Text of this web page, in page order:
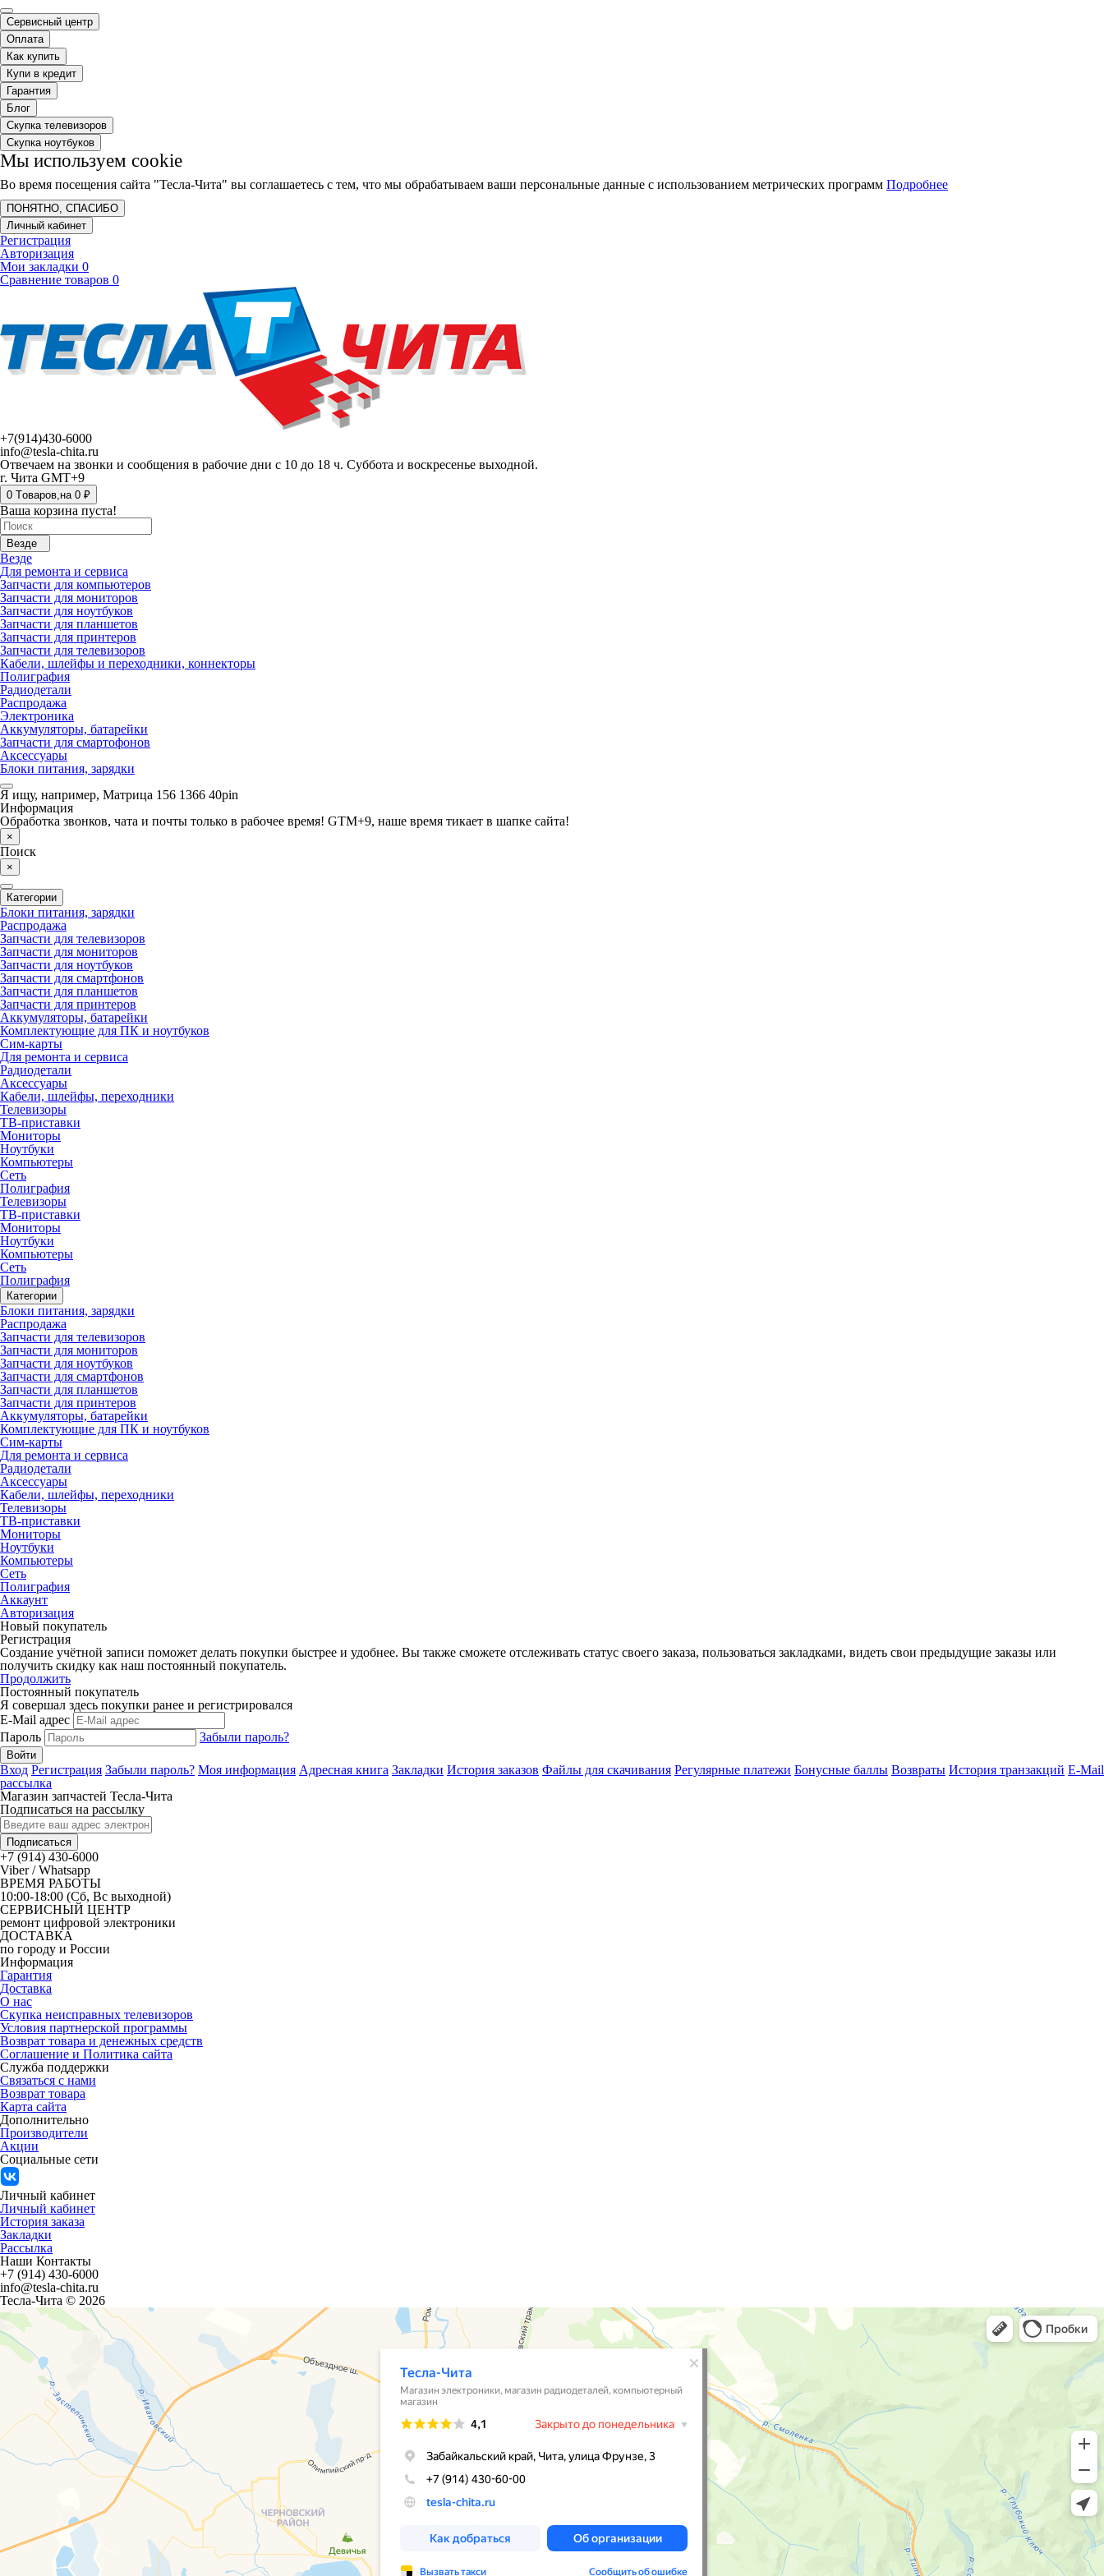
Сервисный центр
Оплата
Как купить
Купи в кредит
Гарантия
Блог
Скупка телевизоров
Скупка ноутбуков
Мы используем cookie
Во время посещения сайта "Тесла-Чита" вы соглашаетесь с тем, что мы обрабатываем ваши персональные данные с использованием метрических программ Подробнее
ПОНЯТНО, СПАСИБО
Личный кабинет
Регистрация
Авторизация
Мои закладки 0
Сравнение товаров 0
+7(914)430-6000
info@tesla-chita.ru
Отвечаем на звонки и сообщения в рабочие дни с 10 до 18 ч. Суббота и воскресенье выходной.
г. Чита GMT+9
0 Tоваров,на 0 ₽
Ваша корзина пуста!
Везде
Везде
Для ремонта и сервиса
Запчасти для компьютеров
Запчасти для мониторов
Запчасти для ноутбуков
Запчасти для планшетов
Запчасти для принтеров
Запчасти для телевизоров
Кабели, шлейфы и переходники, коннекторы
Полиграфия
Радиодетали
Распродажа
Электроника
Аккумуляторы, батарейки
Запчасти для смартофонов
Аксессуары
Блоки питания, зарядки
Я ищу, например, Матрица 156 1366 40pin
Информация
Обработка звонков, чата и почты только в рабочее время! GTM+9, наше время тикает в шапке сайта!
×
Поиск
×
Категории
Блоки питания, зарядки
Распродажа
Запчасти для телевизоров
Запчасти для мониторов
Запчасти для ноутбуков
Запчасти для смартфонов
Запчасти для планшетов
Запчасти для принтеров
Аккумуляторы, батарейки
Комплектующие для ПК и ноутбуков
Сим-карты
Для ремонта и сервиса
Радиодетали
Аксессуары
Кабели, шлейфы, переходники
Телевизоры
ТВ-приставки
Мониторы
Ноутбуки
Компьютеры
Сеть
Полиграфия
Телевизоры
ТВ-приставки
Мониторы
Ноутбуки
Компьютеры
Сеть
Полиграфия
Категории
Блоки питания, зарядки
Распродажа
Запчасти для телевизоров
Запчасти для мониторов
Запчасти для ноутбуков
Запчасти для смартфонов
Запчасти для планшетов
Запчасти для принтеров
Аккумуляторы, батарейки
Комплектующие для ПК и ноутбуков
Сим-карты
Для ремонта и сервиса
Радиодетали
Аксессуары
Кабели, шлейфы, переходники
Телевизоры
ТВ-приставки
Мониторы
Ноутбуки
Компьютеры
Сеть
Полиграфия
Аккаунт
Авторизация
Новый покупатель
Регистрация
Создание учётной записи поможет делать покупки быстрее и удобнее. Вы также сможете отслеживать статус своего заказа, пользоваться закладками, видеть свои предыдущие заказы или
получить скидку как наш постоянный покупатель.
Продолжить
Постоянный покупатель
Я совершал здесь покупки ранее и регистрировался
E-Mail адрес
Пароль
Забыли пароль?
Вход Регистрация Забыли пароль? Моя информация Адресная книга Закладки История заказов Файлы для скачивания Регулярные платежи Бонусные баллы Возвраты История транзакций E-Mail
рассылка
Магазин запчастей Тесла-Чита
Подписаться на рассылку
Подписаться
+7 (914) 430-6000
Viber / Whatsapp
ВРЕМЯ РАБОТЫ
10:00-18:00 (Сб, Вс выходной)
СЕРВИСНЫЙ ЦЕНТР
ремонт цифровой электроники
ДОСТАВКА
по городу и России
Информация
Гарантия
Доставка
О нас
Скупка неисправных телевизоров
Условия партнерской программы
Возврат товара и денежных средств
Соглашение и Политика сайта
Служба поддержки
Связаться с нами
Возврат товара
Карта сайта
Дополнительно
Производители
Акции
Социальные сети
Личный кабинет
Личный кабинет
История заказа
Закладки
Рассылка
Наши Контакты
+7 (914) 430-6000
info@tesla-chita.ru
Тесла-Чита © 2026